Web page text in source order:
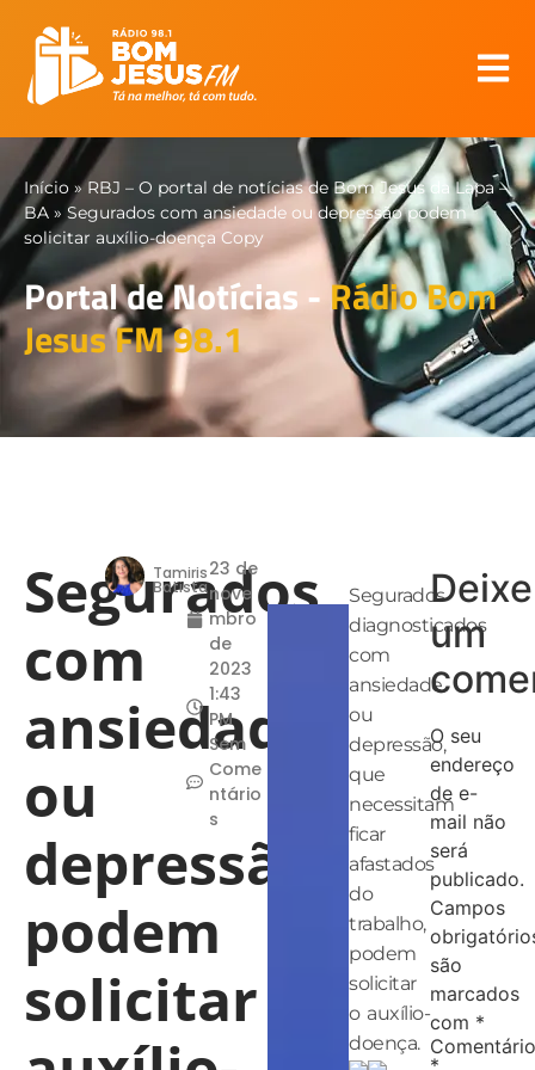
Início »RBJ – O portal de notícias de Bom Jesus da Lapa –
BA » Segurados com ansiedade ou depressão podem
solicitar auxílio-doença Copy
Portal de Notícias -Rádio Bom
Jesus FM 98.1
Segurados
com
ansiedade
ou
depressão
podem
solicitar
Tamiris
Batista
23 de
nove
mbro
de
2023
1:43
PM
Sem
Come
ntário
s
Segurados
diagnosticados
com
ansiedade
ou
depressão,
que
necessitam
ficar
afastados
do
trabalho,
podem
solicitar
o auxílio-
doença.
Deixe
um
O seu
endereço
de e-
mail não
será
publicado.
Campos
são
marcados
com *
Comentário
*